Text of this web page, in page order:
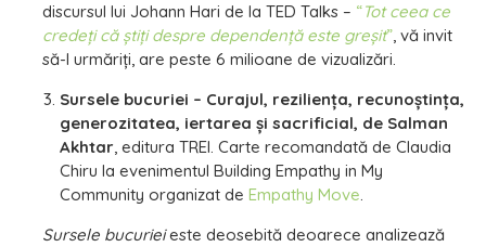
discursul lui Johann Hari de la TED Talks – “Tot ceea ce
credeţi că ştiţi despre dependenţă este greşit”, vă invit
să-l urmăriţi, are peste 6 milioane de vizualizări.
Sursele bucuriei – Curajul, rezilienţa, recunoştinţa,
generozitatea, iertarea şi sacrificial, de Salman
Akhtar, editura TREI. Carte recomandată de Claudia
Chiru la evenimentul Building Empathy in My
Community organizat de Empathy Move.
Sursele bucurieieste deosebită deoarece analizează